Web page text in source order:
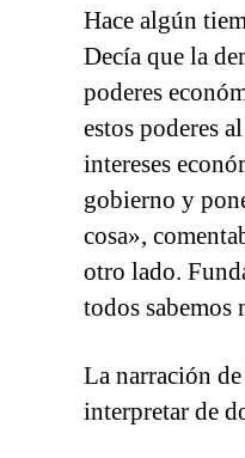
Hace algún
Decía que la
poderes
estos poderes
intereses
gobierno y
cosa»,
otro lado.
todos sabemos
La narración
interpretar de